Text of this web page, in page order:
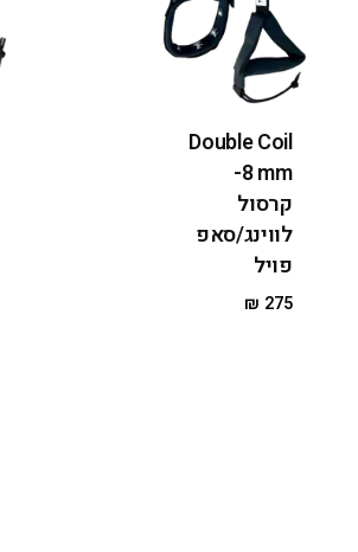
Double Coil
8 mm-
קרסול
לווינג/סאפ
פויל
₪ 275